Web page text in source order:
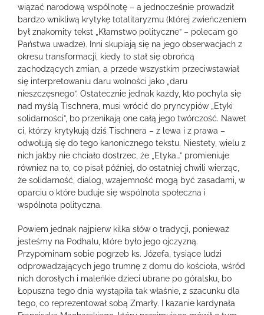
wiązać narodową wspólnotę – a jednocześnie prowadził
bardzo wnikliwą krytykę totalitaryzmu (której zwieńczeniem
był znakomity tekst „Kłamstwo polityczne” – polecam go
Państwa uwadze). Inni skupiają się na jego obserwacjach z
okresu transformacji, kiedy to stał się obrońcą
zachodzących zmian, a przede wszystkim przeciwstawiał
się interpretowaniu daru wolności jako „daru
nieszczęsnego”. Ostatecznie jednak każdy, kto pochyla się
nad myślą Tischnera, musi wrócić do pryncypiów „Etyki
solidarności”, bo przenikają one całą jego twórczość. Nawet
ci, którzy krytykują dziś Tischnera – z lewa i z prawa –
odwołują się do tego kanonicznego tekstu. Niestety, wielu z
nich jakby nie chciało dostrzec, że „Etyka…” promieniuje
również na to, co pisał później, do ostatniej chwili wierząc,
że solidarność, dialog, wzajemność mogą być zasadami, w
oparciu o które buduje się wspólnota społeczna i
wspólnota polityczna.
Powiem jednak najpierw kilka słów o tradycji, ponieważ
jesteśmy na Podhalu, które było jego ojczyzną.
Przypominam sobie pogrzeb ks. Józefa, tysiące ludzi
odprowadzających jego trumnę z domu do kościoła, wśród
nich dorosłych i maleńkie dzieci ubrane po góralsku, bo
Łopuszna tego dnia wystąpiła tak właśnie, z szacunku dla
tego, co reprezentował sobą Zmarły. I kazanie kardynała